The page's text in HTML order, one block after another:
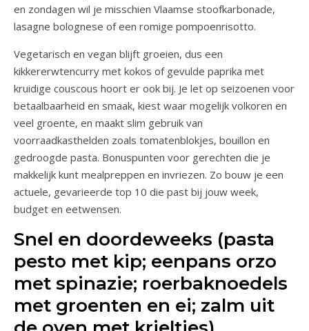
en zondagen wil je misschien Vlaamse stoofkarbonade,
lasagne bolognese of een romige pompoenrisotto.
Vegetarisch en vegan blijft groeien, dus een
kikkererwtencurry met kokos of gevulde paprika met
kruidige couscous hoort er ook bij. Je let op seizoenen voor
betaalbaarheid en smaak, kiest waar mogelijk volkoren en
veel groente, en maakt slim gebruik van
voorraadkasthelden zoals tomatenblokjes, bouillon en
gedroogde pasta. Bonuspunten voor gerechten die je
makkelijk kunt mealpreppen en invriezen. Zo bouw je een
actuele, gevarieerde top 10 die past bij jouw week,
budget en eetwensen.
Snel en doordeweeks (pasta
pesto met kip; eenpans orzo
met spinazie; roerbaknoedels
met groenten en ei; zalm uit